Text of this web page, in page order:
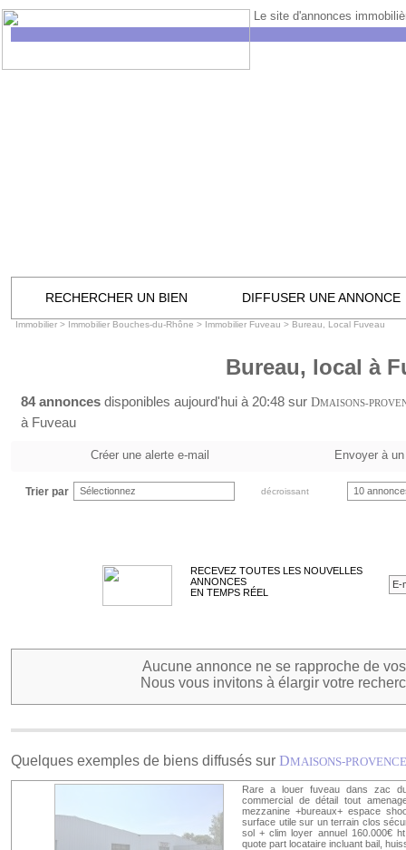
Le site d'annonces
RECHERCHER UN BIEN DIFFUSER UNE ANNONCE
Immobilier > Immobilier Bouches-du-Rhône > Immobilier Fuveau > Bureau, Local Fuveau
Bureau, local à
84 annonces disponibles aujourd'hui à 20:48 sur DMAISONS-
à Fuveau
Créer une alerte e-mail Envoyer à
Trier par Sélectionnez décroissant 10
RECEVEZ TOUTES LES NOUVELLES
ANNONCES
EN TEMPS RÉEL
Aucune annonce ne se rapproche de
Nous vous invitons à élargir votre
Quelques exemples de biens diffusés sur DMAISONS-PROVENCE
Rare a louer fuveau dans zac
commercial de détail tout
mezzanine +bureaux+ espace
surface utile sur un terrain clos
sol + clim loyer annuel 160.000€
quote part locataire incluant bail,